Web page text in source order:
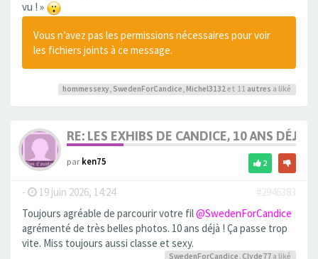
vu ! »
Vous n’avez pas les permissions nécessaires pour voir
les fichiers joints à ce message.
hommessexy, SwedenForCandice, Michel3132et 11 autres a liké
RE: LES EXHIBS DE CANDICE, 10 ANS DÉJÀ,
parken75 2
- 19 juin 2026, 14:24
#2946383
Toujours agréable de parcourir votre fil@SwedenForCandice
agrémenté de très belles photos. 10 ans déjà ! Ça passe trop
vite. Miss toujours aussi classe et sexy.
SwedenForCandice Clyde77 a liké